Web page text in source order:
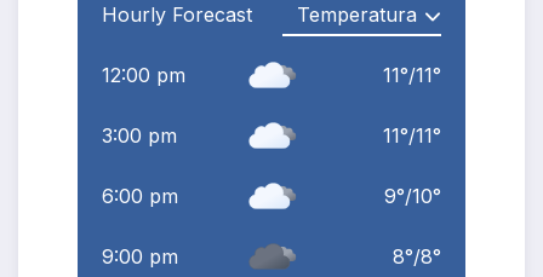
Hourly Forecast
12:00 pm 11°/11°
3:00 pm 11°/11°
6:00 pm 9°/10°
9:00 pm 8°/8°